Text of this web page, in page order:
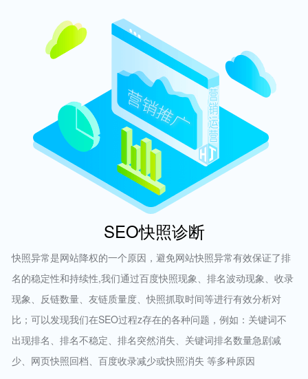
SEO快照诊断
快照异常是网站降权的一个原因，避免网站快照异常有效保证了排
名的稳定性和持续性,我们通过百度快照现象、排名波动现象、收录
现象、反链数量、友链质量度、快照抓取时间等进行有效分析对
比；可以发现我们在SEO过程z存在的各种问题，例如：关键词不
出现排名、排名不稳定、排名突然消失、关键词排名数量急剧减
少、网页快照回档、百度收录减少或快照消失 等多种原因